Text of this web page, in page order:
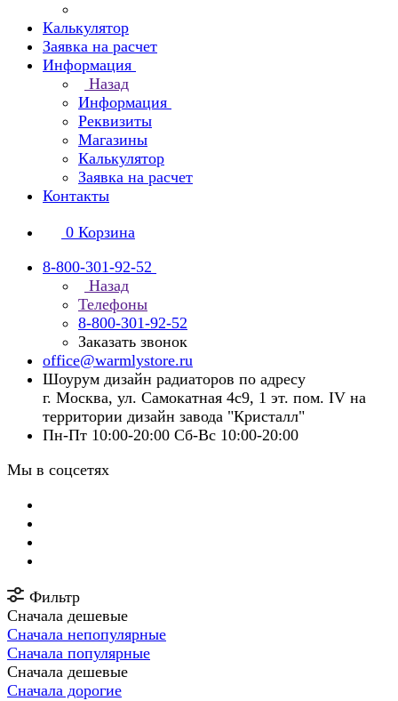
Калькулятор
Заявка на расчет
Информация
Назад
Информация
Реквизиты
Магазины
Калькулятор
Заявка на расчет
Контакты
0 Корзина
8-800-301-92-52
Назад
Телефоны
8-800-301-92-52
Заказать звонок
office@warmlystore.ru
Шоурум дизайн радиаторов по адресу
г. Москва, ул. Самокатная 4с9, 1 эт. пом. IV на
территории дизайн завода "Кристалл"
Пн-Пт 10:00-20:00 Сб-Вс 10:00-20:00
Мы в соцсетях
Фильтр
Сначала дешевые
Сначала непопулярные
Сначала популярные
Сначала дешевые
Сначала дорогие